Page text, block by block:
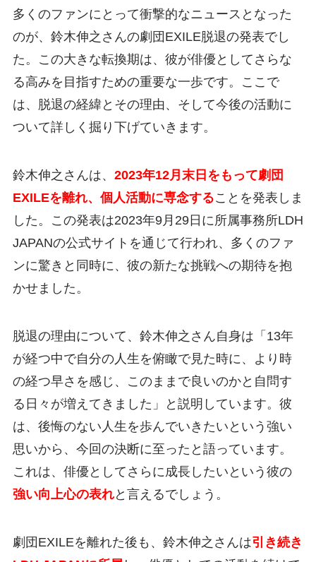
多くのファンにとって衝撃的なニュースとなった
のが、鈴木伸之さんの劇団EXILE脱退の発表でし
た。この大きな転換期は、彼が俳優としてさらな
る高みを目指すための重要な一歩です。ここで
は、脱退の経緯とその理由、そして今後の活動に
ついて詳しく掘り下げていきます。
鈴木伸之さんは、 2023年12月末日をもって劇団
EXILEを離れ、個人活動に専念することを発表しま
した。この発表は2023年9月29日に所属事務所LDH
JAPANの公式サイトを通じて行われ、多くのファ
ンに驚きと同時に、彼の新たな挑戦への期待を抱
かせました。
脱退の理由について、鈴木伸之さん自身は「13年
が経つ中で自分の人生を俯瞰で見た時に、より時
の経つ早さを感じ、このままで良いのかと自問す
る日々が増えてきました」と説明しています。彼
は、後悔のない人生を歩んでいきたいという強い
思いから、今回の決断に至ったと語っています。
これは、俳優としてさらに成長したいという彼の
強い向上心の表れと言えるでしょう。
劇団EXILEを離れた後も、鈴木伸之さんは引き続き